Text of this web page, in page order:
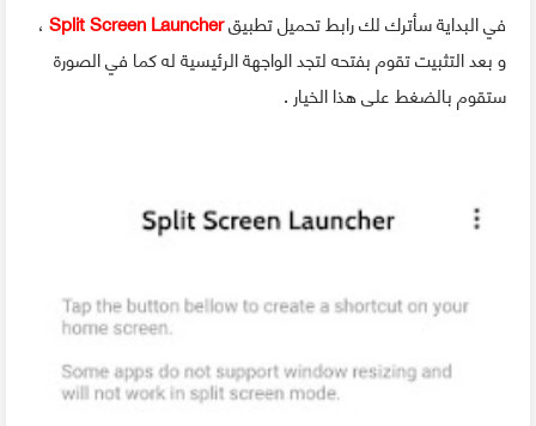
في البداية سأترك لك رابط تحميل تطبيقSplit Screen Launcher،
و بعد التثبيت تقوم بفتحه لتجد الواجهة الرئيسية له كما في الصورة
ستقوم بالضغط على هذا الخيار .